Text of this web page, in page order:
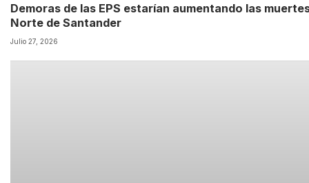
Demoras de las EPS estarían aumentando las
Norte de Santander
Julio 27, 2026